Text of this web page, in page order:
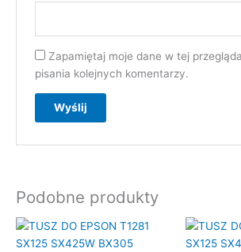
Zapamiętaj moje dane w tej
pisania kolejnych komentarzy.
Podobne produkty